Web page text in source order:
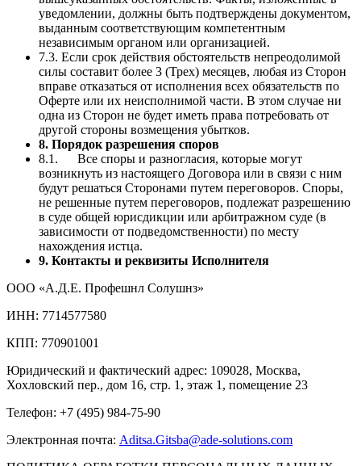
уведомлении, должны быть подтверждены документом,
выданным соответствующим компетентным
независимым органом или организацией.
7.3. Если срок действия обстоятельств непреодолимой
силы составит более 3 (Трех) месяцев, любая из Сторон
вправе отказаться от исполнения всех обязательств по
Оферте или их неисполнимой части. В этом случае ни
одна из Сторон не будет иметь права потребовать от
другой стороны возмещения убытков.
8. Порядок разрешения споров
8.1. Все споры и разногласия, которые могут
возникнуть из настоящего Договора или в связи с ним
будут решаться Сторонами путем переговоров. Споры,
не решенные путем переговоров, подлежат разрешению
в суде общей юрисдикции или арбитражном суде (в
зависимости от подведомственности) по месту
нахождения истца.
9. Контакты и реквизиты Исполнителя
ООО «А.Д.Е. Профешнл Солушнз»
ИНН: 7714577580
КПП: 770901001
Юридический и фактический адрес: 109028, Москва,
Хохловский пер., дом 16, стр. 1, этаж 1, помещение 23
Телефон: +7 (495) 984-75-90
Электронная почта: Aditsa.Gitsba@ade-solutions.com